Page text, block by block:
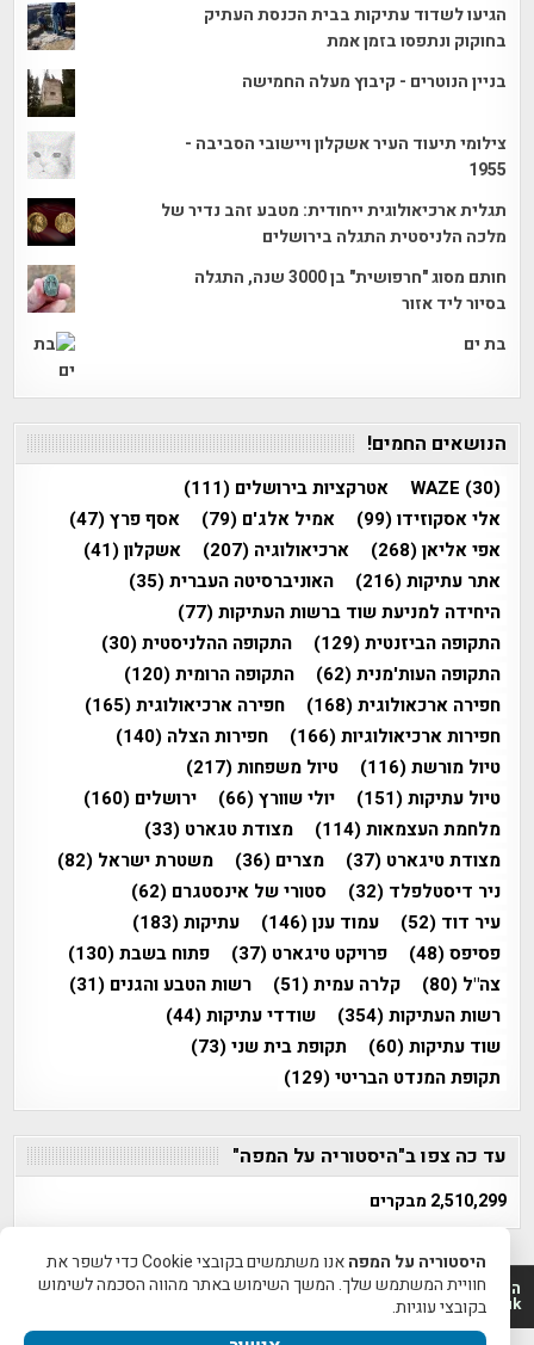
הגיעו לשדוד עתיקות בבית הכנסת העתיק
בחוקוק ונתפסו בזמן אמת
בניין הנוטרים - קיבוץ מעלה החמישה
צילומי תיעוד העיר אשקלון ויישובי הסביבה -
1955
תגלית ארכיאולוגית ייחודית: מטבע זהב נדיר של
מלכה הלניסטית התגלה בירושלים
חותם מסוג "חרפושית" בן 3000 שנה, התגלה
בסיור ליד אזור
בת ים
הנושאים החמים!
WAZE (30) אטרקציות בירושלים (111)
אלי אסקוזידו(99) אמיל אלג'ם (79) אסף פרץ(47)
אפי אליאן(268) ארכיאולוגיה (207) אשקלון(41)
אתר עתיקות(216) האוניברסיטה העברית(35)
היחידה למניעת שוד ברשות העתיקות(77)
התקופה הביזנטית(129) התקופה ההלניסטית(30)
התקופה העות'מנית(62) התקופה הרומית(120)
חפירה ארכאולוגית(168) חפירה ארכיאולוגית(165)
חפירות ארכיאולוגיות(166) חפירות הצלה (140)
טיול מורשת(116) טיול משפחות(217)
טיול עתיקות(151) יולי שוורץ(66) ירושלים (160)
מלחמת העצמאות(114) מצודת טגארט (33)
מצודת טיגארט (37) מצרים (36) משטרת ישראל (82)
ניר דיסטלפלד (32) סטורי של אינסטגרם (62)
עיר דוד (52) עמוד ענן(146) עתיקות(183)
פסיפס(48) פרויקט טיגארט (37) פתוח בשבת(130)
צה"ל (80) קלרה עמית(51) רשות הטבע והגנים (31)
רשות העתיקות(354) שודדי עתיקות(44)
שוד עתיקות(60) תקופת בית שני(73)
תקופת המנדט הבריטי(129)
עד כה צפו ב"היסטוריה על המפה"
2,510,299 מבקרים
היסטוריה על המפה 2011-2026 | פרוייקט טיגארט 2012-2026|
www.mapah.co.il | www.tegart.uk
היסטוריה על המפה
אנו משתמשים בקובצי Cookie כדי לשפר את
חוויית המשתמש שלך. המשך השימוש באתר מהווה הסכמה לשימוש
בקובצי עוגיות.